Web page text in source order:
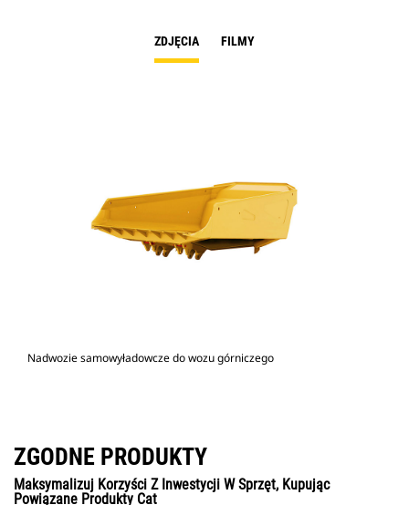
ZDJĘCIA FILMY
Nadwozie samowyładowcze do wozu górniczego
ZGODNE PRODUKTY
Maksymalizuj Korzyści Z Inwestycji W Sprzęt, Kupując
Powiązane Produkty Cat